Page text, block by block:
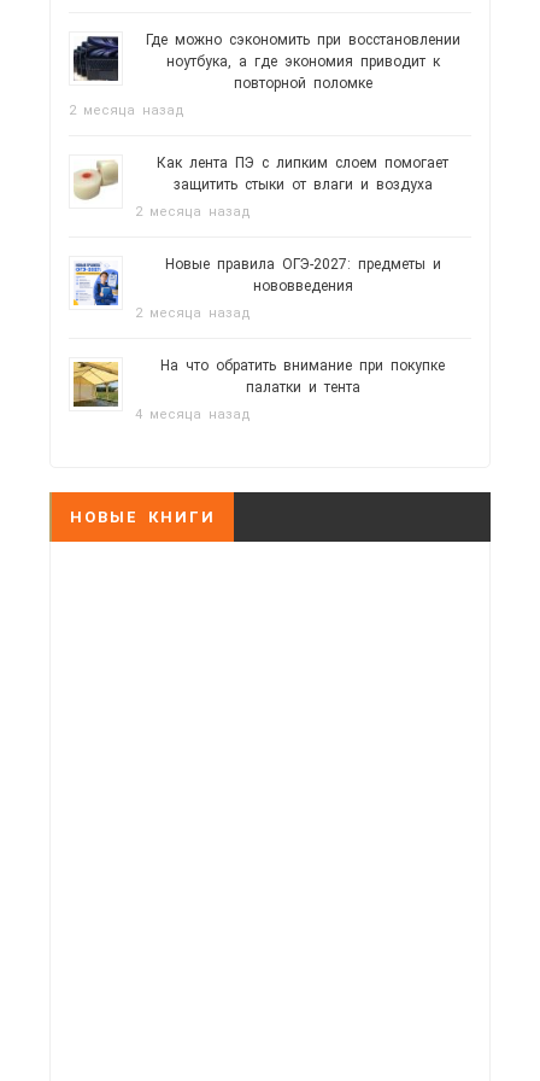
Где можно сэкономить при восстановлении
ноутбука, а где экономия приводит к
повторной поломке
2 месяца назад
Как лента ПЭ с липким слоем помогает
защитить стыки от влаги и воздуха
2 месяца назад
Новые правила ОГЭ-2027: предметы и
нововведения
2 месяца назад
На что обратить внимание при покупке
палатки и тента
4 месяца назад
НОВЫЕ КНИГИ